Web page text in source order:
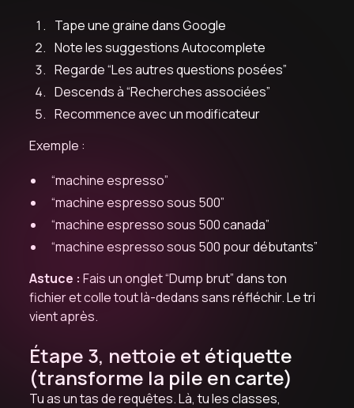
Tape une graine dans Google
Note les suggestions Autocomplete
Regarde “Les autres questions posées”
Descends à “Recherches associées”
Recommence avec un modificateur
Exemple :
“machine espresso”
“machine espresso sous 500”
“machine espresso sous 500 canada”
“machine espresso sous 500 pour débutants”
Astuce : Fais un onglet “Dump brut” dans ton
fichier et colle tout là-dedans sans réfléchir. Le tri
vient après.
Étape 3, nettoie et étiquette
(transforme la pile en carte)
Tu as un tas de requêtes. Là, tu les classes,